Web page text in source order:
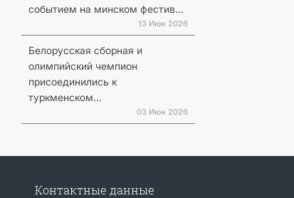
событием на минском фестив...
13 Июн 2026
Белорусская сборная и
олимпийский чемпион
присоединились к
туркменском...
03 Июн 2026
Контактные данные